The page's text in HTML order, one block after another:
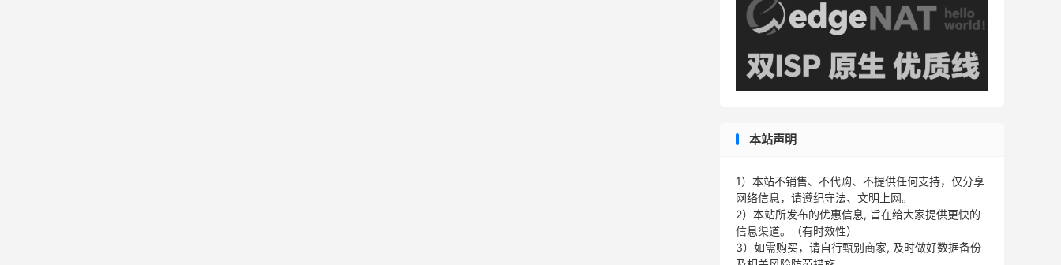
本站声明
1）本站不销售、不代购、不提供任何支持，仅分享
网络信息，请遵纪守法、文明上网。
2）本站所发布的优惠信息, 旨在给大家提供更快的
信息渠道。（有时效性）
3）如需购买，请自行甄别商家, 及时做好数据备份